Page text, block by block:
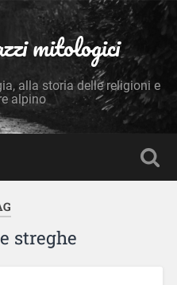
mitologici
alla storia delle religioni e
alpino
streghe